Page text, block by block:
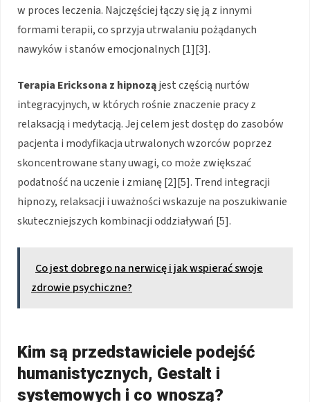
w proces leczenia. Najczęściej łączy się ją z innymi
formami terapii, co sprzyja utrwalaniu pożądanych
nawyków i stanów emocjonalnych [1][3].
Terapia Ericksona z hipnoząjest częścią nurtów
integracyjnych, w których rośnie znaczenie pracy z
relaksacją i medytacją. Jej celem jest dostęp do zasobów
pacjenta i modyfikacja utrwalonych wzorców poprzez
skoncentrowane stany uwagi, co może zwiększać
podatność na uczenie i zmianę [2][5]. Trend integracji
hipnozy, relaksacji i uważności wskazuje na poszukiwanie
skuteczniejszych kombinacji oddziaływań [5].
Co jest dobrego na nerwicę i jak wspierać swoje
zdrowie psychiczne?
Kim są przedstawiciele podejść
humanistycznych, Gestalt i
systemowych i co wnoszą?